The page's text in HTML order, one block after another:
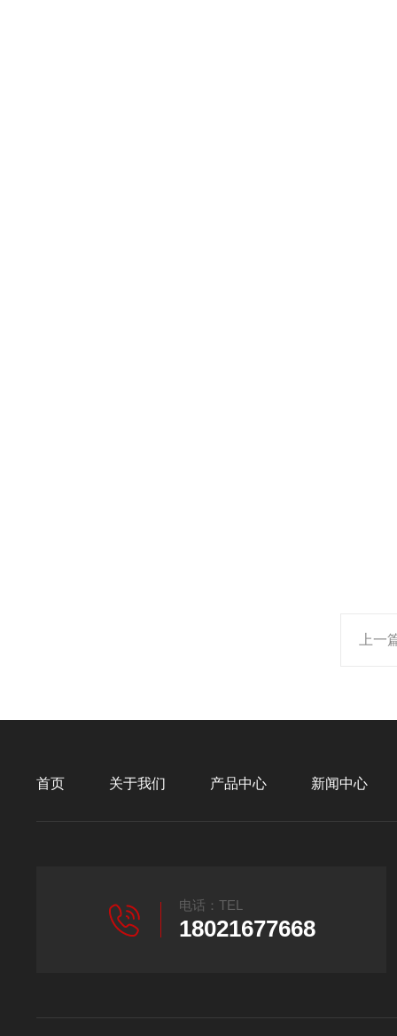
上一
首页 关于我们 产品中心 新闻中心
电话：TEL
18021677668